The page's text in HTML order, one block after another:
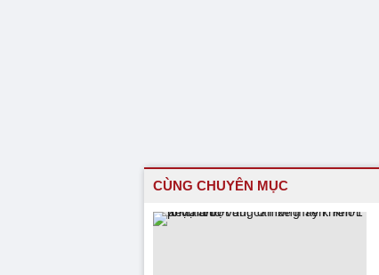
CÙNG CHUYÊN MỤC